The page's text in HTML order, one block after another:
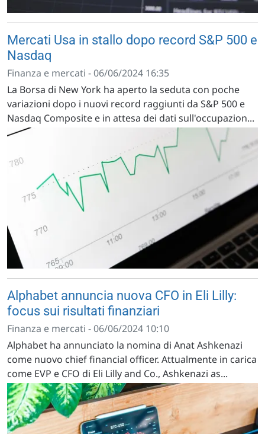
Mercati Usa in stallo dopo record S&P 500 e
Nasdaq
Finanza e mercati - 06/06/2024 16:35
La Borsa di New York ha aperto la seduta con poche
variazioni dopo i nuovi record raggiunti da S&P 500 e
Nasdaq Composite e in attesa dei dati sull'occupazion...
Alphabet annuncia nuova CFO in Eli Lilly:
focus sui risultati finanziari
Finanza e mercati - 06/06/2024 10:10
Alphabet ha annunciato la nomina di Anat Ashkenazi
come nuovo chief financial officer. Attualmente in carica
come EVP e CFO di Eli Lilly and Co., Ashkenazi as...